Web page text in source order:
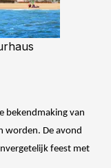
bekendmaking van
worden. De avond
feest met